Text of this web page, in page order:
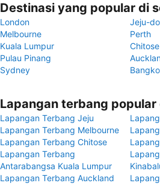
Destinasi yang popular di
London
Jeju-do
Melbourne
Perth
Kuala Lumpur
Chitose
Pulau Pinang
Sydney
Lapangan terbang popular
Lapangan Terbang Jeju
Lapangan Terbang Melbourne
Lapangan Terbang Chitose
Lapangan Terbang
Antarabangsa Kuala Lumpur
Lapangan Terbang Auckland